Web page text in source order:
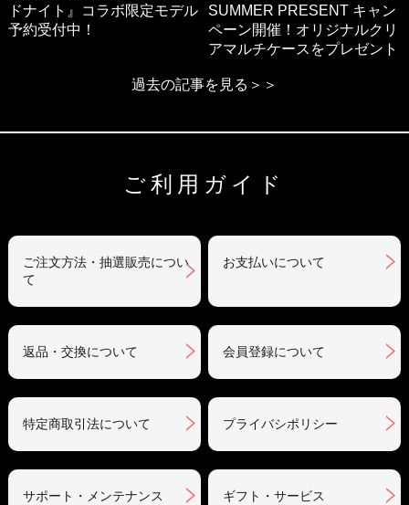
ドナイト』コラボ限定モデル
予約受付中！
SUMMER PRESENT キャン
ペーン開催！オリジナルクリ
アマルチケースをプレゼント
過去の記事を見る＞＞
ご利用ガイド
ご注文方法・抽選販売につい
て
お支払いについて
返品・交換について 会員登録について
特定商取引法について プライバシポリシー
サポート・メンテナンス ギフト・サービス